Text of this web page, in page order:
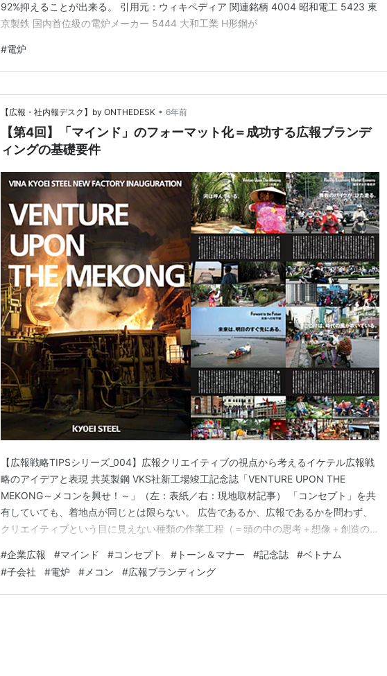
92%抑えることが出来る。 引用元：ウィキペディア 関連銘柄 4004 昭和電工 5423 東
京製鉄 国内首位級の電炉メーカー 5444 大和工業 H形鋼が
#電炉
【広報・社内報デスク】by ONTHEDESK • 6年前
【第4回】「マインド」のフォーマット化＝成功する広報ブランデ
ィングの基礎要件
【広報戦略TIPSシリーズ_004】広報クリエイティブの視点から考えるイケテル広報戦
略のアイデアと表現 共英製鋼 VKS社新工場竣工記念誌「VENTURE UPON THE
MEKONG～メコンを興せ！～」（左：表紙／右：現地取材記事） 「コンセプト」を共
有していても、着地点が同じとは限らない。 広告であるか、広報であるかを問わず、
クリエイティブという目に見えない種類の作業工程（＝頭の中の思考＋想像＋創造の回
案件に携わる制作メンバーが同じ方向を向いているべきことは、まさにマスト要件で
す。そこで必ず登場する言葉が「コン…
#企業広報 #マインド #コンセプト # トーン＆マナー #記念誌 #ベトナム
#子会社 #電炉 # メコン #広報ブランディング